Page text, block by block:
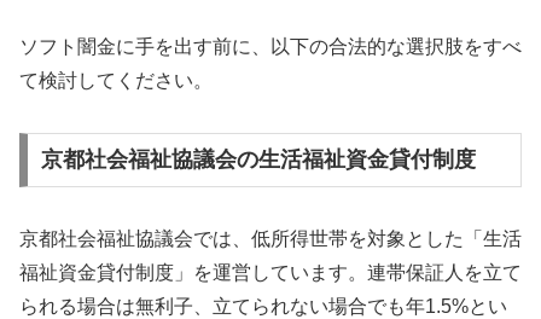
ソフト闇金に手を出す前に、以下の合法的な選択肢をすべ
て検討してください。
京都社会福祉協議会の生活福祉資金貸付制度
京都社会福祉協議会では、低所得世帯を対象とした「生活
福祉資金貸付制度」を運営しています。連帯保証人を立て
られる場合は無利子、立てられない場合でも年1.5%とい